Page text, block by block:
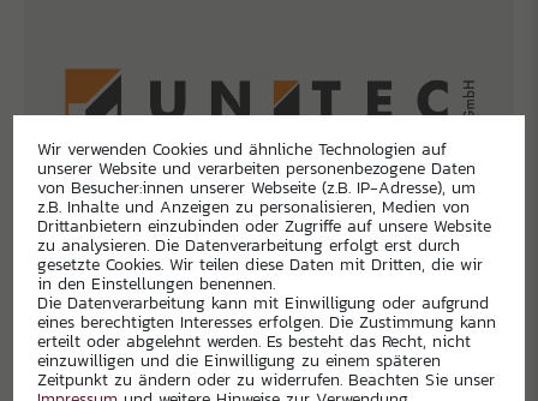
Wir verwenden Cookies und ähnliche Technologien auf
unserer Website und verarbeiten personenbezogene Daten
von Besucher:innen unserer Webseite (z.B. IP-Adresse), um
z.B. Inhalte und Anzeigen zu personalisieren, Medien von
Drittanbietern einzubinden oder Zugriffe auf unsere Website
zu analysieren. Die Datenverarbeitung erfolgt erst durch
gesetzte Cookies. Wir teilen diese Daten mit Dritten, die wir
in den Einstellungen benennen.
Die Datenverarbeitung kann mit Einwilligung oder aufgrund
eines berechtigten Interesses erfolgen. Die Zustimmung kann
erteilt oder abgelehnt werden. Es besteht das Recht, nicht
einzuwilligen und die Einwilligung zu einem späteren
Zeitpunkt zu ändern oder zu widerrufen. Beachten Sie unser